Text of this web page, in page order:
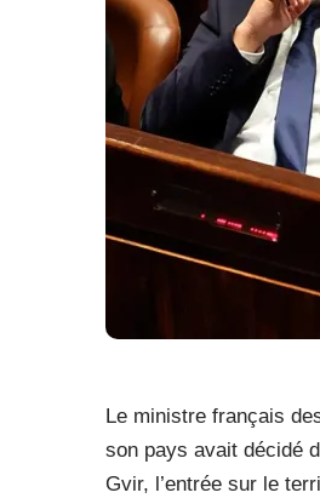
Le ministre français
son pays avait décidé
Gvir, l’entrée sur le